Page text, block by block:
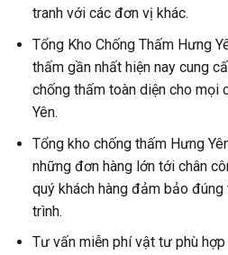
tranh với các đơn vị khác.
Tổng Kho Chống Thấm Hưng
thấm gần nhất hiện nay cung
chống thấm toàn diện cho mọi
Yên.
Tổng kho chống thấm Hưng
những đơn hàng lớn tới chân
quý khách hàng đảm bảo
trình.
Tư vấn miễn phí vật tư phù